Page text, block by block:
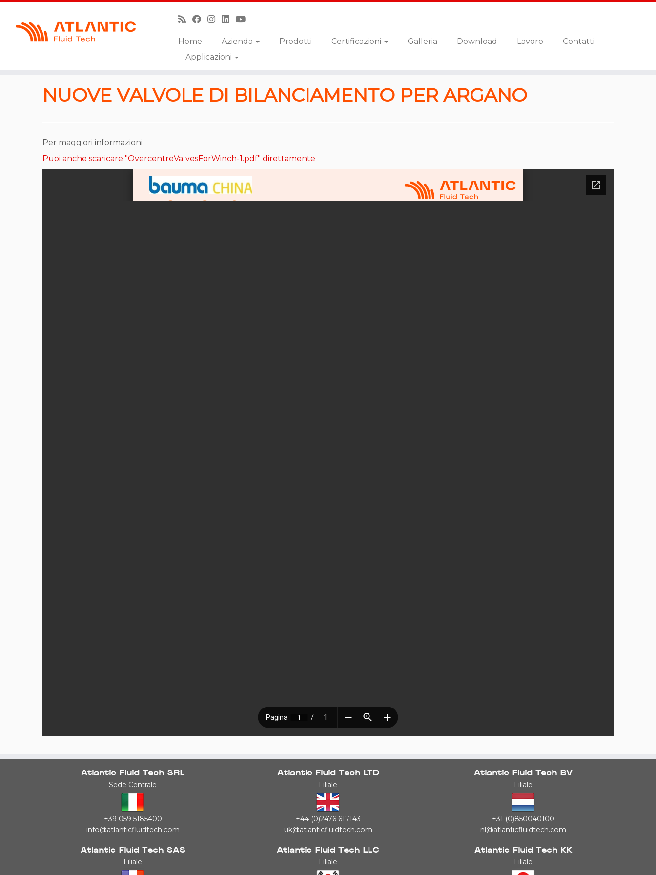
Home Azienda Prodotti Certificazioni Galleria Download Lavoro
Contatti
Applicazioni
NUOVE VALVOLE DI BILANCIAMENTO PER ARGANO
Per maggiori informazioni
Puoi anche scaricare "OvercentreValvesForWinch-1.pdf" direttamente
Atlantic Fluid Tech SRL
Sede Centrale
+39 059 5185400
info@atlanticfluidtech.com
Atlantic Fluid Tech SAS
Filiale
Atlantic Fluid Tech LTD
Filiale
+44 (0)2476 617143
uk@atlanticfluidtech.com
Atlantic Fluid Tech LLC
Filiale
Atlantic Fluid Tech BV
Filiale
+31 (0)850040100
nl@atlanticfluidtech.com
Atlantic Fluid Tech KK
Filiale